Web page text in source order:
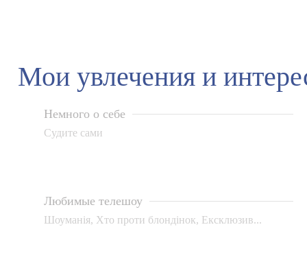
Мои увлечения и
Немного о себе
Судите сами
Любимые телешоу
Шоуманія, Хто проти блондінок, Ексклюзив...